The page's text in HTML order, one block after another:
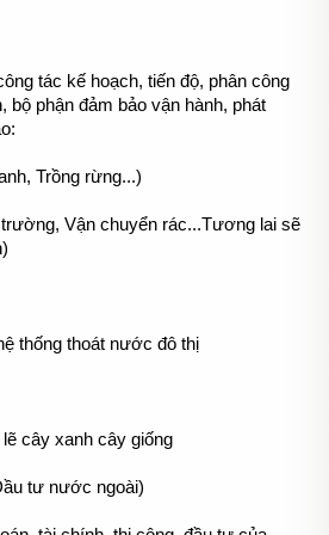
tác kế hoạch, tiến độ, phân công
phận đảm bảo vận hành, phát
Trồng rừng...)
Vận chuyển rác...Tương lai sẽ
thống thoát nước đô thị
lẽ cây xanh cây giống
tư nước ngoài)